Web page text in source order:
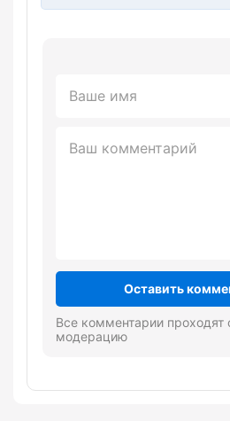
Оставить
Все комментарии проходят
модерацию